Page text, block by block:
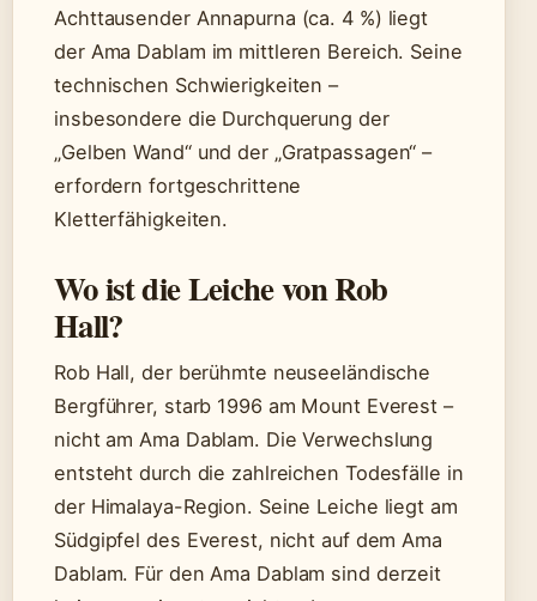
Achttausender Annapurna (ca. 4 %) liegt
der Ama Dablam im mittleren Bereich. Seine
technischen Schwierigkeiten –
insbesondere die Durchquerung der
„Gelben Wand“ und der „Gratpassagen“ –
erfordern fortgeschrittene
Kletterfähigkeiten.
Wo ist die Leiche von Rob
Hall?
Rob Hall, der berühmte neuseeländische
Bergführer, starb 1996 am Mount Everest –
nicht am Ama Dablam. Die Verwechslung
entsteht durch die zahlreichen Todesfälle in
der Himalaya-Region. Seine Leiche liegt am
Südgipfel des Everest, nicht auf dem Ama
Dablam. Für den Ama Dablam sind derzeit